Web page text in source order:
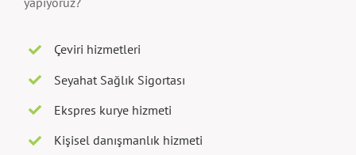
Seyahat Sağlık Sigortası
Ekspres kurye hizmeti
Kişisel danışmanlık hizmeti
Kişisel ve kurumsal dilekçe hazırlama